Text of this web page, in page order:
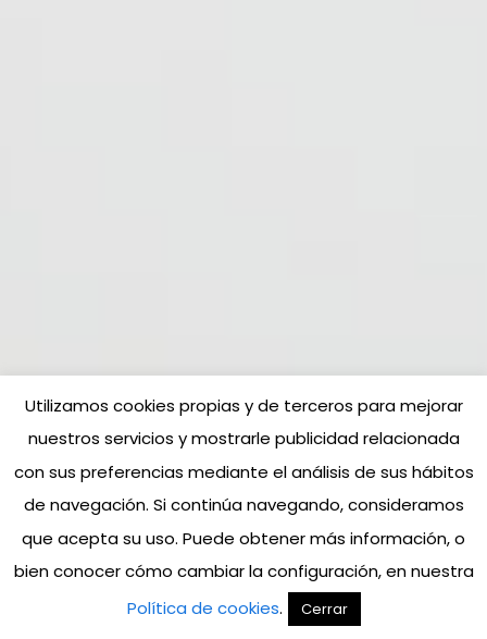
Utilizamos cookies propias y de terceros para mejorar
nuestros servicios y mostrarle publicidad relacionada
con sus preferencias mediante el análisis de sus hábitos
de navegación. Si continúa navegando, consideramos
que acepta su uso. Puede obtener más información, o
bien conocer cómo cambiar la configuración, en nuestra
Política de cookies. Cerrar